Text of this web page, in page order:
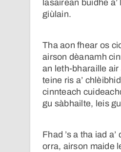
lasairean buidhe
giùlain.
Tha aon fhear os
airson dèanamh
an leth-bharaille air
teine ris a’
cinnteach
gu sàbhailte, leis
Fhad ’s a tha iad
orra, airson maide